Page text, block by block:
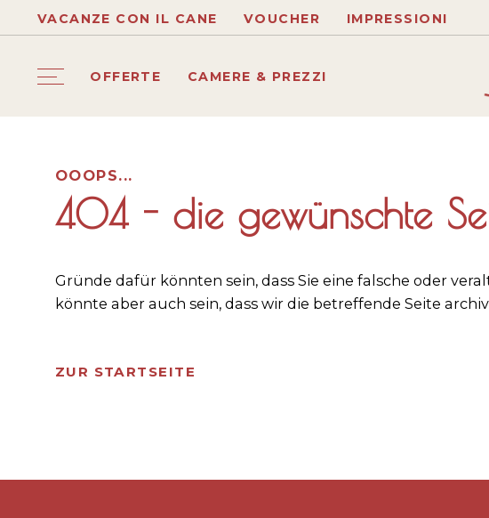
VACANZE CON IL CANE VOUCHER IMPRESSIONI
OFFERTE CAMERE & PREZZI
OOOPS...
404 - die gewünschte
Gründe dafür könnten sein, dass Sie eine falsche oder
könnte aber auch sein, dass wir die betreffende Seite
ZUR STARTSEITE